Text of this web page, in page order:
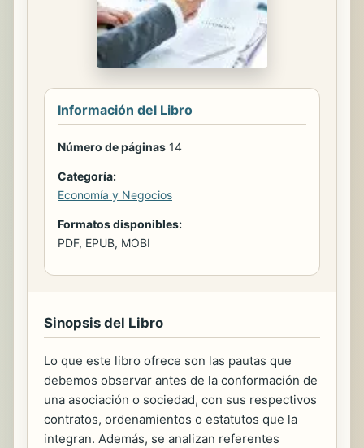
Información del Libro
Número de páginas 14
Categoría:
Economía y Negocios
Formatos disponibles:
PDF, EPUB, MOBI
Sinopsis del Libro
Lo que este libro ofrece son las pautas que
debemos observar antes de la conformación de
una asociación o sociedad, con sus respectivos
contratos, ordenamientos o estatutos que la
integran. Además, se analizan referentes